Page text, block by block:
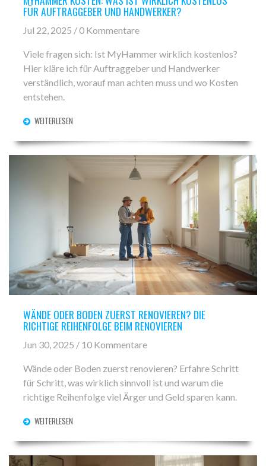
FÜR AUFTRAGGEBER UND HANDWERKER?
Jul 22, 2025 / 0 Kommentare
Viele fragen sich: Ist MyHammer wirklich kostenlos?
Hier kläre ich für Auftraggeber und Handwerker
verständlich, worauf man achten muss und wo Kosten
entstehen.
WEITERLESEN
WÄNDE ODER BODEN ZUERST RENOVIEREN? DIE
RICHTIGE REIHENFOLGE BEIM RENOVIEREN
Jun 30, 2025 / 10 Kommentare
Wände oder Boden zuerst renovieren? Erfahre Schritt
für Schritt, was wirklich sinnvoll ist und warum die
richtige Reihenfolge viel Ärger und Geld sparen kann.
WEITERLESEN